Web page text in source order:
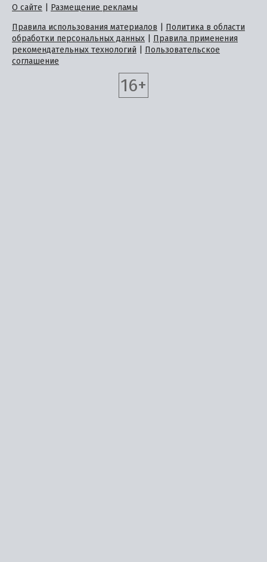
О сайте
Размещение рекламы
Правила использования материалов
Политика в области
обработки персональных данных
Правила применения
рекомендательных технологий
Пользовательское
соглашение
16+